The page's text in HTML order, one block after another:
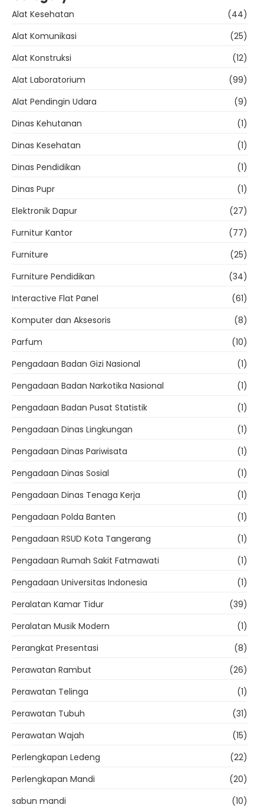
Alat Kesehatan
(44)
Alat Komunikasi
(25)
Alat Konstruksi
(12)
Alat Laboratorium
(99)
Alat Pendingin Udara
(9)
Dinas Kehutanan
(1)
Dinas Kesehatan
(1)
Dinas Pendidikan
(1)
Dinas Pupr
(1)
Elektronik Dapur
(27)
Furnitur Kantor
(77)
Furniture
(25)
Furniture Pendidikan
(34)
Interactive Flat Panel
(61)
Komputer dan Aksesoris
(8)
Parfum
(10)
Pengadaan Badan Gizi Nasional
(1)
Pengadaan Badan Narkotika Nasional
(1)
Pengadaan Badan Pusat Statistik
(1)
Pengadaan Dinas Lingkungan
(1)
Pengadaan Dinas Pariwisata
(1)
Pengadaan Dinas Sosial
(1)
Pengadaan Dinas Tenaga Kerja
(1)
Pengadaan Polda Banten
(1)
Pengadaan RSUD Kota Tangerang
(1)
Pengadaan Rumah Sakit Fatmawati
(1)
Pengadaan Universitas Indonesia
(1)
Peralatan Kamar Tidur
(39)
Peralatan Musik Modern
(1)
Perangkat Presentasi
(8)
Perawatan Rambut
(26)
Perawatan Telinga
(1)
Perawatan Tubuh
(31)
Perawatan Wajah
(15)
Perlengkapan Ledeng
(22)
Perlengkapan Mandi
(20)
sabun mandi
(10)